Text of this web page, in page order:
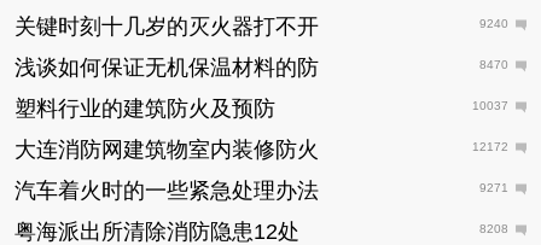
关键时刻十几岁的灭火器打不开 9240
浅谈如何保证无机保温材料的防 8470
塑料行业的建筑防火及预防 10037
大连消防网建筑物室内装修防火 12172
汽车着火时的一些紧急处理办法 9271
粤海派出所清除消防隐患12处 8208